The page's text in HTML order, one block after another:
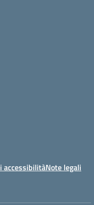
accessibilitàNote legali